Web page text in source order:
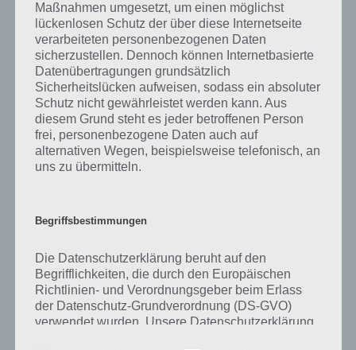
Tweet auf Twitter
Mehr Artikel hier auf Touchportal
KOMMENTAR
Maßnahmen umgesetzt, um einen möglichst
lückenlosen Schutz der über diese Internetseite
verarbeiteten personenbezogenen Daten
sicherzustellen. Dennoch können Internetbasierte
Datenübertragungen grundsätzlich
Sicherheitslücken aufweisen, sodass ein absoluter
Schutz nicht gewährleistet werden kann. Aus
diesem Grund steht es jeder betroffenen Person
frei, personenbezogene Daten auch auf
alternativen Wegen, beispielsweise telefonisch, an
uns zu übermitteln.
Begriffsbestimmungen
Die Datenschutzerklärung beruht auf den
Begrifflichkeiten, die durch den Europäischen
Richtlinien- und Verordnungsgeber beim Erlass
der Datenschutz-Grundverordnung (DS-GVO)
verwendet wurden. Unsere Datenschutzerklärung